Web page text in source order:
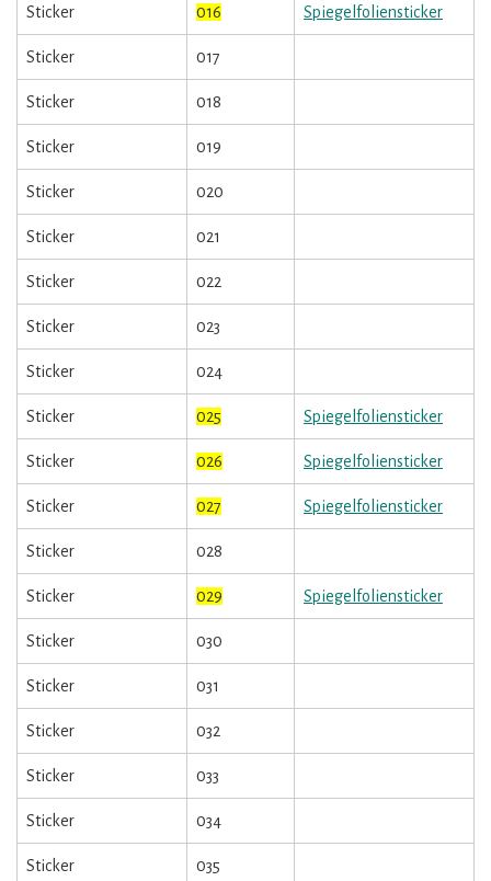
Sticker 016 Spiegelfoliensticker
Sticker 017
Sticker 018
Sticker 019
Sticker 020
Sticker 021
Sticker 022
Sticker 023
Sticker 024
Sticker 025 Spiegelfoliensticker
Sticker 026 Spiegelfoliensticker
Sticker 027 Spiegelfoliensticker
Sticker 028
Sticker 029 Spiegelfoliensticker
Sticker 030
Sticker 031
Sticker 032
Sticker 033
Sticker 034
Sticker 035